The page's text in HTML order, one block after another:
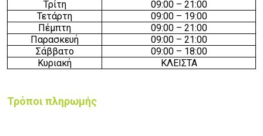
Τρίτη
09:00 – 21:00
Τετάρτη
09:00 – 19:00
Πέμπτη
09:00 – 21:00
Παρασκευή
09:00 – 21:00
Σάββατο
09:00 – 18:00
Κυριακή
ΚΛΕΙΣΤΑ
Τρόποι πληρωμής